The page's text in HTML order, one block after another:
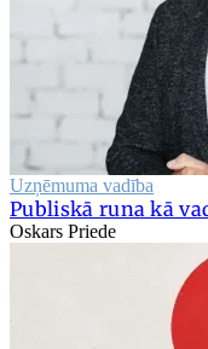
Uzņēmuma vadība
Publiskā runa kā
Oskars Priede